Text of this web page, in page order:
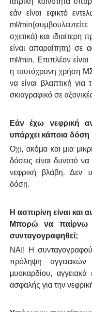
εάν είναι εφικτό
ml/
σχετικά) και
είναι απαραίτητη)
ml/min. Επιπλέον
η ταυτόχρονη χρήση
να είναι βλαπτική
σκιαγραφικό σε
Εάν έχω νεφρική
υπάρχει κάποια
Όχι, ακόμα και μια
δόσεις είναι δυνατό
νεφρική βλάβη. Δεν
δόση.
Η ασπιρίνη είναι
Μπορώ να παίρνω
συνταγογραφηθεί;
ΝΑΙ! Η
πρόληψη αγγειακών
μυοκαρδίου, αγγειακά
ασφαλής για την